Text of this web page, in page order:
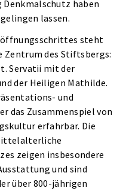
haben
lassen.
steht
Zentrum des Stiftsbergs:
Servatii mit der
der Heiligen Mathilde.
und
das Zusammenspiel von
erfahrbar. Die
zeigen insbesondere
und sind
über 800-jährigen